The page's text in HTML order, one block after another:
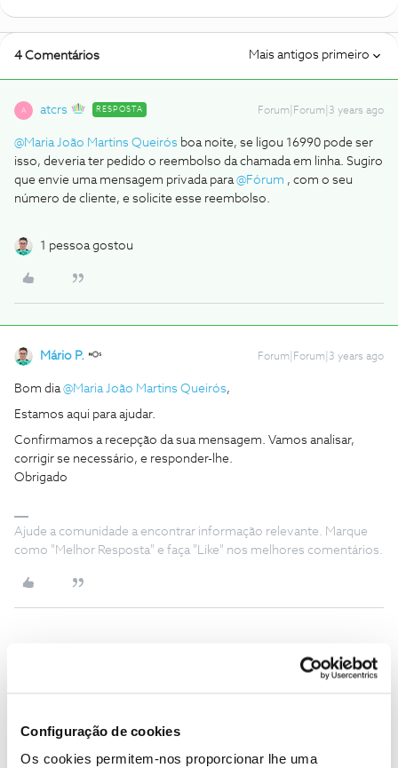
Configuração de cookies
Os cookies permitem-nos proporcionar lhe uma
4 Comentários Mais antigos primeiro
A atcrs RESPOSTA Forum|Forum|3 years ago
@Maria João Martins Queirós boa noite, se ligou 16990 pode ser
isso, deveria ter pedido o reembolso da chamada em linha. Sugiro
que envie uma mensagem privada para@Fórum , com o seu
número de cliente, e solicite esse reembolso.
1 pessoa gostou
Mário P. Forum|Forum|3 years ago
Bom dia@Maria João Martins Queirós,
Estamos aqui para ajudar.
Confirmamos a recepção da sua mensagem. Vamos analisar,
corrigir se necessário, e responder-lhe.
Obrigado
Ajude a comunidade a encontrar informação relevante. Marque
como "Melhor Resposta" e faça "Like" nos melhores comentários.
Forum|Forum|3 years ago